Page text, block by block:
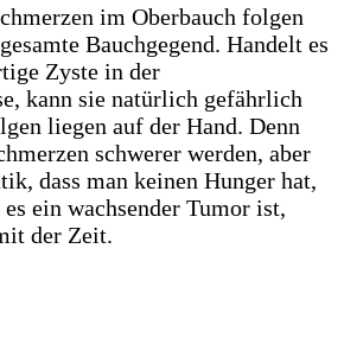
im Oberbauch folgen
Bauchgegend. Handelt es
Zyste in der
kann sie natürlich gefährlich
liegen auf der Hand. Denn
schwerer werden, aber
dass man keinen Hunger hat,
ein wachsender Tumor ist,
der Zeit.